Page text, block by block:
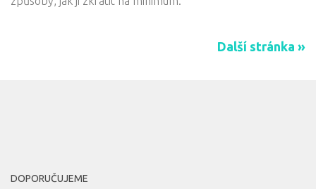
Další stránka »
DOPORUČUJEME